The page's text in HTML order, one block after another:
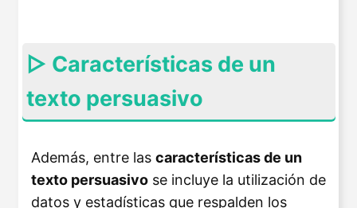
▷ Características de un
texto persuasivo
Además, entre las características de un
texto persuasivo se incluye la utilización de
datos y estadísticas que respalden los